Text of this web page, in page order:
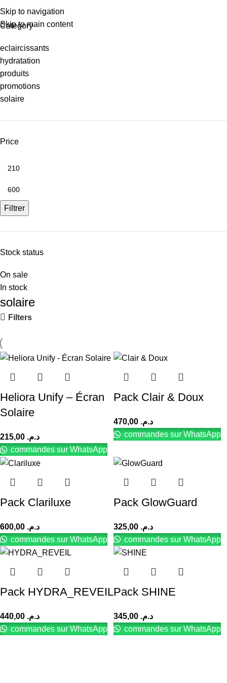
Skip to navigation
Skip to main content
Category
eclaircissants
hydratation
produits
promotions
solaire
Price
Filtrer
Stock status
On sale
In stock
solaire
Filters
Heliora Unify – Écran
Solaire
د.م.
commandes sur WhatsApp
Pack Clair & Doux
د.م.
commandes sur WhatsApp
Pack Clariluxe
د.م.
commandes sur WhatsApp
Pack GlowGuard
د.م.
commandes sur WhatsApp
Pack HYDRA_REVEIL
د.م.
commandes sur WhatsApp
Pack SHINE
د.م.
commandes sur WhatsApp